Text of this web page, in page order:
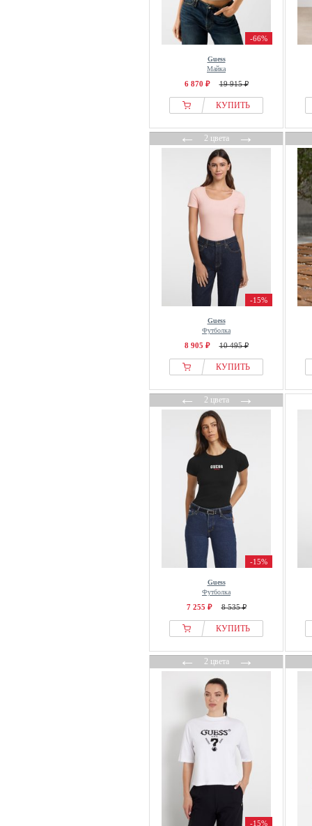
-66%
Guess
Майка
6 870 ₽ 19 915 ₽
КУПИТЬ
←2 цвета→
-15%
Guess
Футболка
8 905 ₽ 10 495 ₽
КУПИТЬ
←2 цвета→
-15%
Guess
Футболка
7 255 ₽ 8 535 ₽
КУПИТЬ
←2 цвета→
-15%